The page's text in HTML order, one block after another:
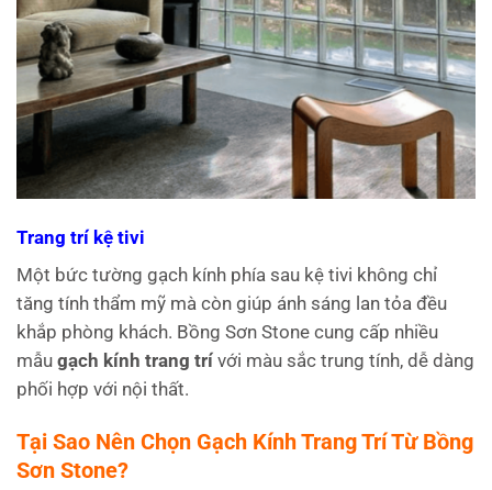
Trang trí kệ tivi
Một bức tường gạch kính phía sau kệ tivi không chỉ
tăng tính thẩm mỹ mà còn giúp ánh sáng lan tỏa đều
khắp phòng khách. Bồng Sơn Stone cung cấp nhiều
mẫu gạch kính trang trí với màu sắc trung tính, dễ dàng
phối hợp với nội thất.
Tại Sao Nên Chọn Gạch Kính Trang Trí Từ Bồng
Sơn Stone?